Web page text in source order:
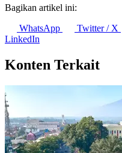
Bagikan artikel ini:
WhatsApp
Twitter / X
LinkedIn
Konten Terkait